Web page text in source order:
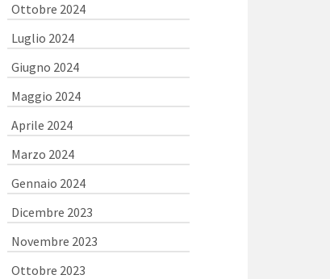
Ottobre 2024
Luglio 2024
Giugno 2024
Maggio 2024
Aprile 2024
Marzo 2024
Gennaio 2024
Dicembre 2023
Novembre 2023
Ottobre 2023